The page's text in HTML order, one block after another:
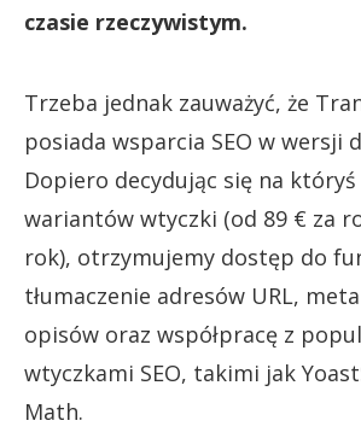
czasie rzeczywistym.
Trzeba jednak zauważyć, że
posiada wsparcia SEO w wersji
Dopiero decydując się na któryś
wariantów wtyczki (od 89 € za
rok), otrzymujemy dostęp do
tłumaczenie adresów URL,
opisów oraz współpracę z
wtyczkami SEO, takimi jak
Math.